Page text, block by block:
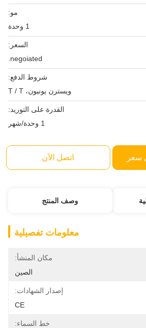
مو:
السعر:
negoiated.
شروط الدفع:
ويسترن يونيون، T / T
القدرة على التوريد:
سعر اتصل الآن
وصف المنتج
معلومات تفصيلية
مكان المنشأ:
الصين
إصدار الشهادات:
CE
خط السماء: